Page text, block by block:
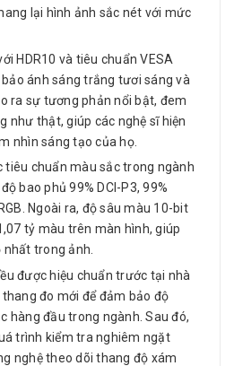
lại hình ảnh sắc nét với mức
HDR10 và tiêu chuẩn VESA
ánh sáng trắng tươi sáng và
ra sự tương phản nổi bật, đem
như thật, giúp các nghệ sĩ hiện
nhìn sáng tạo của họ.
tiêu chuẩn màu sắc trong ngành
bao phủ 99% DCI-P3, 99%
Ngoài ra, độ sâu màu 10-bit
tỷ màu trên màn hình, giúp
trong ảnh.
được hiệu chuẩn trước tại nhà
đo mới để đảm bảo độ
hàng đầu trong ngành. Sau đó,
trình kiểm tra nghiêm ngặt
nghệ theo dõi thang độ xám